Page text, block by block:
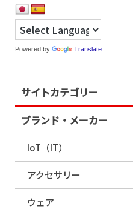
Powered by Translate
サイトカテゴリー
ブランド・メーカー
IoT（IT）
アクセサリー
ウェア